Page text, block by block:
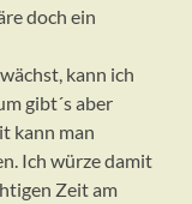
doch ein
kann ich
gibt´s aber
kann man
Ich würze damit
Zeit am